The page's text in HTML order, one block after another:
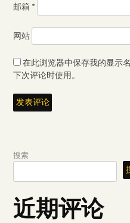
邮箱 *
网站
在此浏览器中保存我的显示
下次评论时使用。
搜索
近期评论